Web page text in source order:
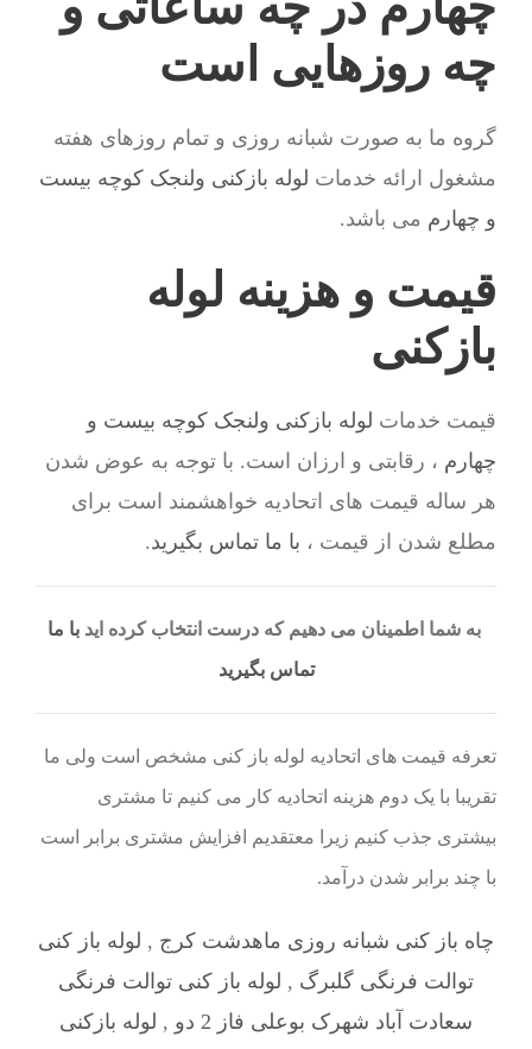
چه روزهایی است
گروه ما به صورت شبانه روزی و تمام روزهای هفته
مشغول ارائه خدمات لوله بازکنی ولنجک کوچه بیست
و چهارم می باشد.
قیمت و هزینه لوله
بازکنی
قیمت خدمات لوله بازکنی ولنجک کوچه بیست و
چهارم ، رقابتی و ارزان است. با توجه به عوض شدن
هر ساله قیمت های اتحادیه خواهشمند است برای
مطلع شدن از قیمت ، با ما تماس بگیرید.
به شما اطمینان می دهیم که درست انتخاب کرده ایدبا ما
تماس بگیرید
تعرفه قیمت های اتحادیه لوله باز کنی مشخص است ولی ما
تقریبا با یک دوم هزینه اتحادیه کار می کنیم تا مشتری
بیشتری جذب کنیم زیرا معتقدیم افزایش مشتری برابر است
با چند برابر شدن درآمد.
چاه باز کنی شبانه روزی ماهدشت کرج , لوله باز کنی
توالت فرنگی گلبرگ , لوله باز کنی توالت فرنگی
سعادت آباد شهرک بوعلی فاز 2 دو
, لوله بازکنی